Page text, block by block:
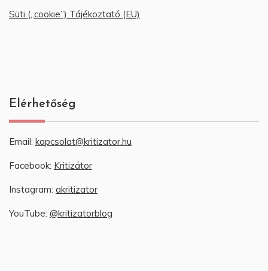
Süti („cookie”) Tájékoztató (EU)
Elérhetőség
Email: kapcsolat@kritizator.hu
Facebook: Kritizátor
Instagram: akritizator
YouTube: @kritizatorblog